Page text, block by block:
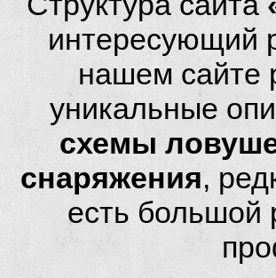
интересующий
нашем сайте
уникальные
схемы
снаряжения,
есть